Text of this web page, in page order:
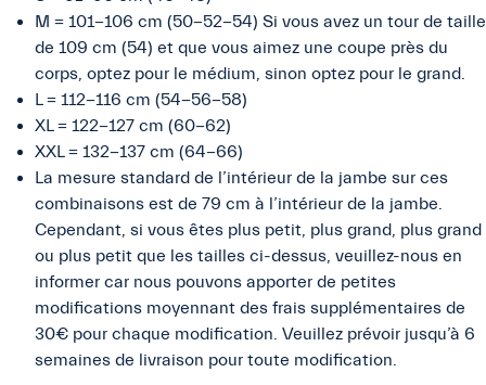
M = 101-106 cm (50-52-54) Si vous avez un tour de taille
de 109 cm (54) et que vous aimez une coupe près du
corps, optez pour le médium, sinon optez pour le grand.
L = 112-116 cm (54-56-58)
XL = 122-127 cm (60-62)
XXL = 132-137 cm (64-66)
La mesure standard de l’intérieur de la jambe sur ces
combinaisons est de 79 cm à l’intérieur de la jambe.
Cependant, si vous êtes plus petit, plus grand, plus grand
ou plus petit que les tailles ci-dessus, veuillez-nous en
informer car nous pouvons apporter de petites
modifications moyennant des frais supplémentaires de
30€ pour chaque modification. Veuillez prévoir jusqu’à 6
semaines de livraison pour toute modification.